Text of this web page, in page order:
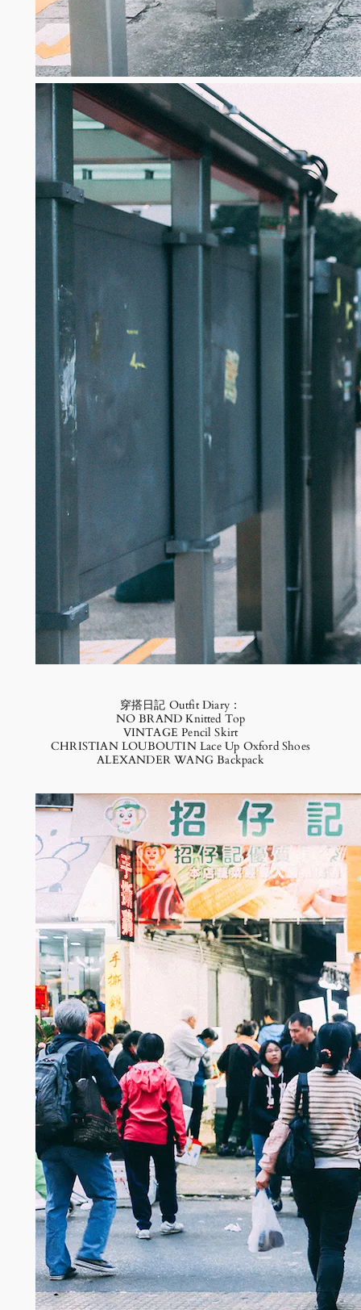
穿搭日記 Outfit Diary：
NO BRAND Knitted Top
VINTAGE Pencil Skirt
CHRISTIAN LOUBOUTIN Lace Up Oxford Shoes
ALEXANDER WANG Backpack